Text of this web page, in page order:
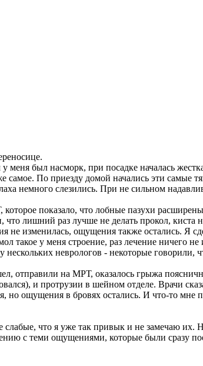
был насморк, при посадке началась
самое. По приезду домой начались эти
немного слезились. При не сильном
показало, что лобные пазухи
лишний раз лучше не делать прокол, киста
не изменилась, ощущения также остались. Я
такое у меня строение, раз лечение ничего не
неврологов - некоторые говорили,
отправили на МРТ, оказалось грыжа
и протрузии в шейном отделе. Врачи
ощущения в бровях остались. И что-то мне
что я уже так привык и не замечаю их.
с теми ощущениями, которые были сразу